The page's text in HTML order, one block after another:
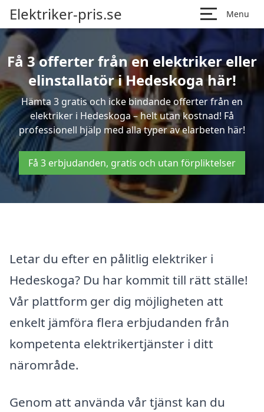
Elektriker-pris.se Menu
Få 3 offerter från en elektriker eller
elinstallatör i Hedeskoga här!
Hämta 3 gratis och icke bindande offerter från en
elektriker i Hedeskoga – helt utan kostnad! Få
professionell hjälp med alla typer av elarbeten här!
Få 3 erbjudanden, gratis och utan förpliktelser
Letar du efter en pålitlig elektriker i
Hedeskoga? Du har kommit till rätt ställe!
Vår plattform ger dig möjligheten att
enkelt jämföra flera erbjudanden från
kompetenta elektrikertjänster i ditt
närområde.
Genom att använda vår tjänst kan du